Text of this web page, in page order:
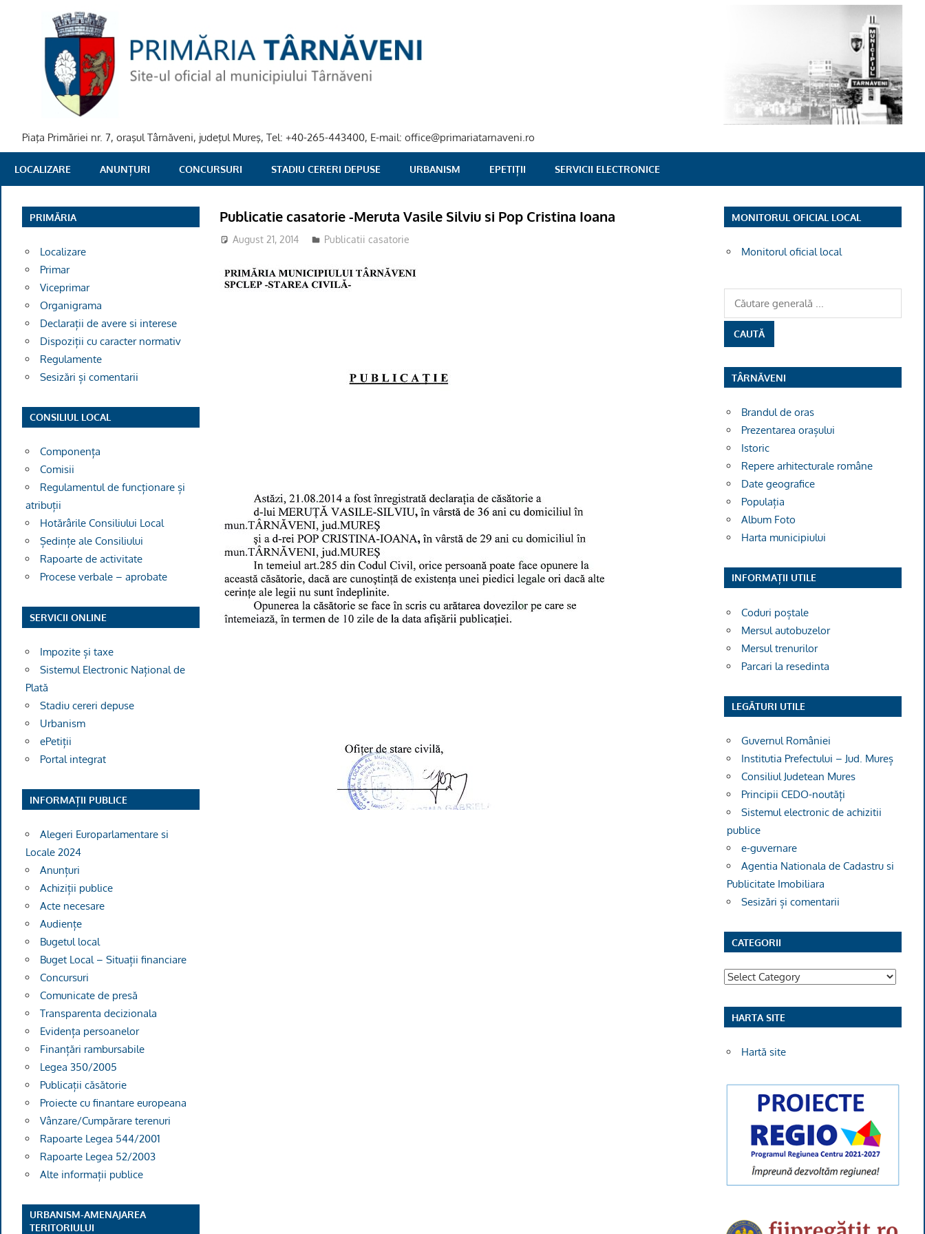
PRIMARIA
TARNAVENI
Piaţa Primăriei nr. 7, oraşul Târnăveni, judeţul Mureş, Tel: +40-265-443400, E-mail: office@primariatarnaveni.ro
LOCALIZARE ANUNȚURI CONCURSURI STADIU CERERI DEPUSE URBANISM EPETIȚII SERVICII ELECTRONICE
Publicatie casatorie -Meruta Vasile Silviu si Pop Cristina Ioana
August 21, 2014 Publicatii casatorie
PRIMĂRIA
Localizare
Primar
Viceprimar
Organigrama
Declarații de avere si interese
Dispoziții cu caracter normativ
Regulamente
Sesizări și comentarii
CONSILIUL LOCAL
Componența
Comisii
Regulamentul de funcționare și
atribuții
Hotărârile Consiliului Local
Ședințe ale Consiliului
Rapoarte de activitate
Procese verbale – aprobate
SERVICII ONLINE
Impozite și taxe
Sistemul Electronic Național de
Plată
Stadiu cereri depuse
Urbanism
ePetiții
Portal integrat
INFORMAȚII PUBLICE
Alegeri Europarlamentare si
Locale 2024
Anunțuri
Achiziții publice
Acte necesare
Audiențe
Bugetul local
Buget Local – Situații financiare
Concursuri
Comunicate de presă
Transparenta decizionala
Evidența persoanelor
Finanțări rambursabile
Legea 350/2005
Publicații căsătorie
Proiecte cu finantare europeana
Vânzare/Cumpărare terenuri
Rapoarte Legea 544/2001
Rapoarte Legea 52/2003
Alte informații publice
URBANISM-AMENAJAREA
TERITORIULUI
MONITORUL OFICIAL LOCAL
Monitorul oficial local
TÂRNĂVENI
Brandul de oras
Prezentarea orașului
Istoric
Repere arhitecturale române
Date geografice
Populația
Album Foto
Harta municipiului
INFORMAȚII UTILE
Coduri poștale
Mersul autobuzelor
Mersul trenurilor
Parcari la resedinta
LEGĂTURI UTILE
Guvernul României
Institutia Prefectului – Jud. Mureș
Consiliul Judetean Mures
Principii CEDO-noutăți
Sistemul electronic de achizitii
publice
e-guvernare
Agentia Nationala de Cadastru si
Publicitate Imobiliara
Sesizări și comentarii
CATEGORII
Categorii
HARTA SITE
Hartă site